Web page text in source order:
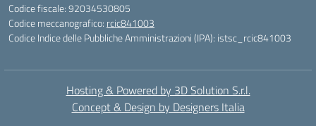
Codice fiscale: 92034530805
Codice meccanografico: rcic841003
Codice Indice delle Pubbliche Amministrazioni (IPA): istsc_rcic841003
Hosting & Powered by 3D Solution S.r.l.
Concept & Design by Designers Italia